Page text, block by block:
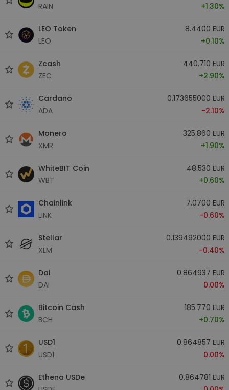
RAIN
+1.30%
LEO Token
LEO
8.4400 EUR
+0.10%
Zcash
ZEC
440.710 EUR
+2.90%
Cardano
ADA
0.173655000 EUR
-2.10%
Monero
XMR
325.860 EUR
+1.90%
WhiteBIT Coin
WBT
48.530 EUR
+0.60%
Chainlink
LINK
7.0700 EUR
-0.60%
Stellar
XLM
0.139492000 EUR
-0.40%
Dai
DAI
0.864937 EUR
0.00%
Bitcoin Cash
BCH
185.770 EUR
+0.70%
USD1
USD1
0.864857 EUR
0.00%
Ethena USDe
0.864781 EUR